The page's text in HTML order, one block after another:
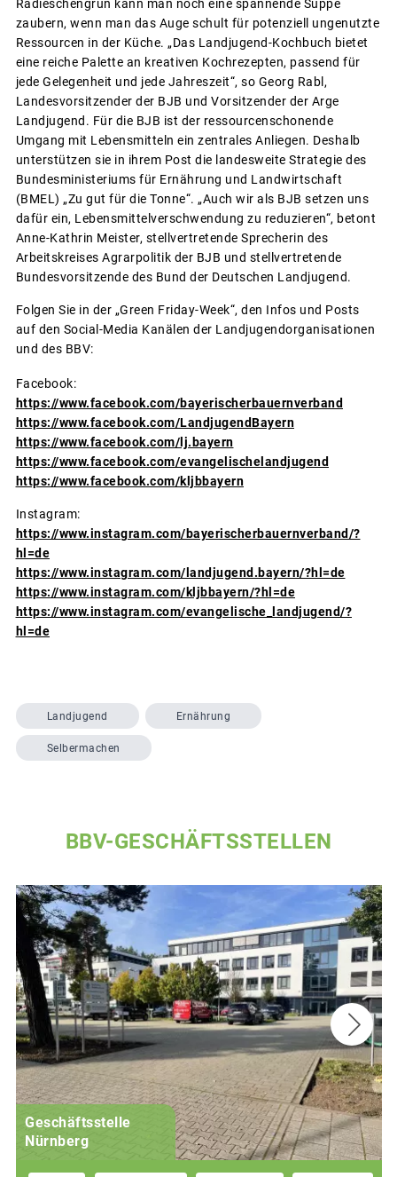
Radieschengrün kann man noch eine spannende Suppe
zaubern, wenn man das Auge schult für potenziell ungenutzte
Ressourcen in der Küche. „Das Landjugend-Kochbuch bietet
eine reiche Palette an kreativen Kochrezepten, passend für
jede Gelegenheit und jede Jahreszeit“, so Georg Rabl,
Landesvorsitzender der BJB und Vorsitzender der Arge
Landjugend. Für die BJB ist der ressourcenschonende
Umgang mit Lebensmitteln ein zentrales Anliegen. Deshalb
unterstützen sie in ihrem Post die landesweite Strategie des
Bundesministeriums für Ernährung und Landwirtschaft
(BMEL) „Zu gut für die Tonne“. „Auch wir als BJB setzen uns
dafür ein, Lebensmittelverschwendung zu reduzieren“, betont
Anne-Kathrin Meister, stellvertretende Sprecherin des
Arbeitskreises Agrarpolitik der BJB und stellvertretende
Bundesvorsitzende des Bund der Deutschen Landjugend.
Folgen Sie in der „Green Friday-Week“, den Infos und Posts
auf den Social-Media Kanälen der Landjugendorganisationen
und des BBV:
Facebook:
https://www.facebook.com/bayerischerbauernverband
https://www.facebook.com/LandjugendBayern
https://www.facebook.com/lj.bayern
https://www.facebook.com/evangelischelandjugend
https://www.facebook.com/kljbbayern
Instagram:
https://www.instagram.com/bayerischerbauernverband/?
hl=de
https://www.instagram.com/landjugend.bayern/?hl=de
https://www.instagram.com/kljbbayern/?hl=de
https://www.instagram.com/evangelische_landjugend/?
hl=de
Landjugend Ernährung
Selbermachen
BBV-GESCHÄFTSSTELLEN
Geschäftsstelle
Nürnberg